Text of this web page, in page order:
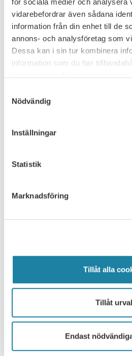
för sociala medier och analysera
vidarebefordrar även sådana
information från din enhet till de
annons- och analysföretag som
Dessa kan i sin tur kombinera
information som du har
Nödvändig
Inställningar
Statistik
Marknadsföring
Tillåt alla
Tillåt urval
Endast
forskningsproposition som kommer
att lämna inspel till
företrädare…
Nyhet 13 januari 2023
Arbetsmiljö
Finansiering